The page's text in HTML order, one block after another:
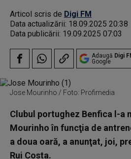
Articol scris de Digi FM
Data actualizării: 18.09.2025 20:38
Data publicării: 19.09.2025 07:03
Adaugă Digi
Google
Jose Mourinho / Foto: Profimedia
Clubul portughez Benfica l-a
Mourinho în funcţia de
a doua oară, a anunţat, joi,
Rui Costa.